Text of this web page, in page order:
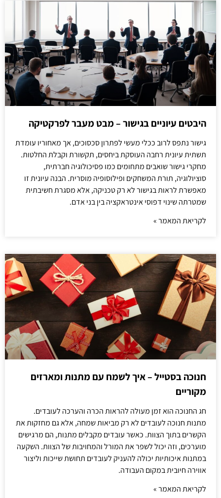
היבטים עיוניים בגישור – מבט מעבר לפרקטיקה
גישור נתפס לרוב ככלי מעשי לפתרון סכסוכים, אך מאחוריו עומדת
תשתית עיונית רחבה העוסקת ביחסים, תקשורת וקבלת החלטות.
מחקרי גישור שואבים מתחומים כמו פסיכולוגיה חברתית,
סוציולוגיה, תורת המשחקים ופילוסופיה מוסרית. הבנה עיונית זו
מאפשרת לראות בגישור לא רק טכניקה, אלא מסגרת חשיבתית
שמטרתה שינוי דפוסי אינטראקציה בין בני אדם.
לקריאת המאמר »
חנוכה בסטייל – איך לשמח עם מתנות ומארזים
מקוריים
חג החנוכה הוא זמן מעולה להראות הכרה והערכה לעובדים.
מתנות חנוכה לעובדים לא רק מביאות שמחה, אלא גם מחזקות את
הקשרים בתוך הצוות. כאשר עובדים מקבלים מתנות, הם מרגישים
מוערכים, וזה יכול לשפר את המורל והמחויבות של הצוות. השקעה
במתנות איכותיות יכולה להעניק לעובדים תחושת שייכות וליצור
אווירה חיובית במקום העבודה.
לקריאת המאמר »